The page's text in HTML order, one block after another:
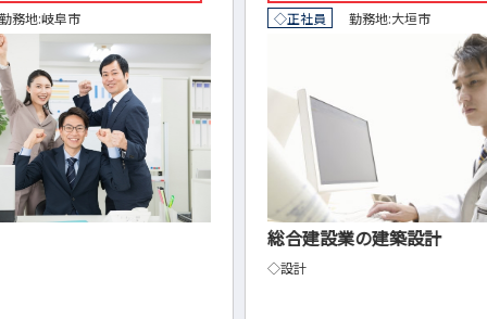
総合建設業の建築設計 電気